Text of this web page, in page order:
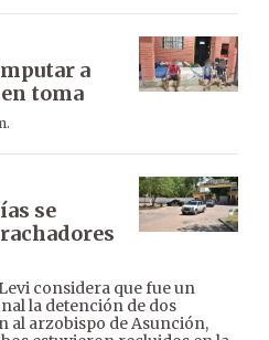
a
toma
se
considera que fue un
la detención de dos
al arzobispo de Asunción,